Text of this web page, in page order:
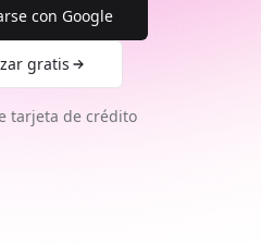
con Google
gratis
tarjeta de crédito